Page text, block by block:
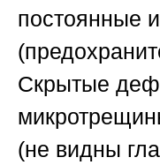
постоянные
Скрытые
(не видны